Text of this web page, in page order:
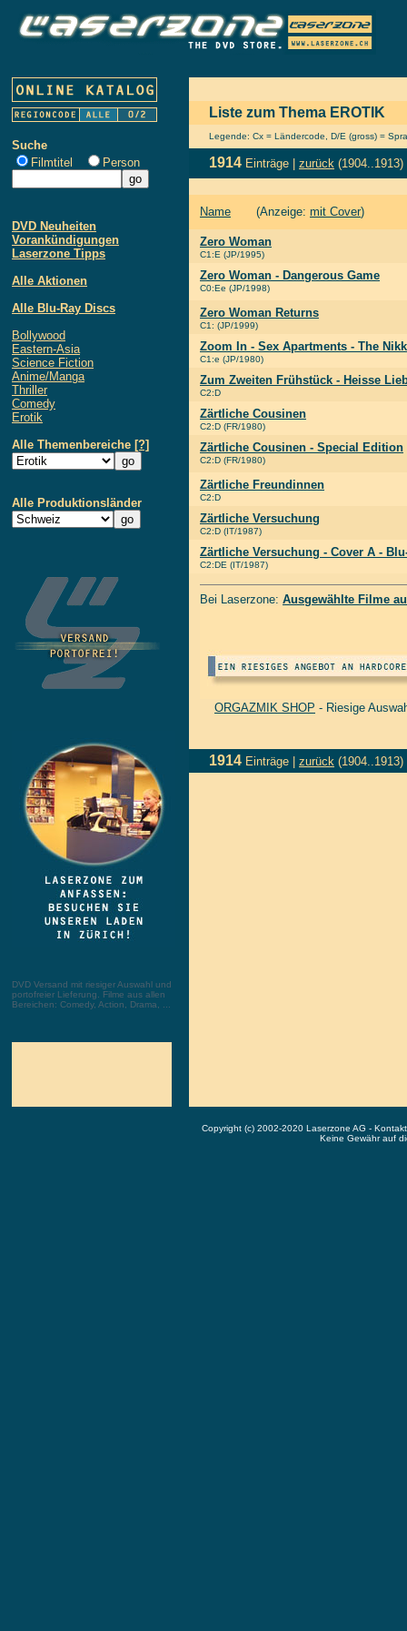
Suche
Filmtitel
Person
DVD Neuheiten
Vorankündigungen
Laserzone Tipps
Alle Aktionen
Alle Blu-Ray Discs
Bollywood
Eastern-Asia
Science Fiction
Anime/Manga
Thriller
Comedy
Erotik
Alle Themenbereiche [?]
Alle Produktionsländer
DVD Versand mit riesiger Auswahl und
portofreier Lieferung. Filme aus allen
Bereichen: Comedy, Action, Drama, ...
Liste zum Thema EROTIK
Legende: Cx = Ländercode, D/E (gross) =
1914 Einträge | zurück (1904..1913)
Name (Anzeige: mit Cover)
Zero Woman
C1:E (JP/1995)
Zero Woman - Dangerous Game
C0:Ee (JP/1998)
Zero Woman Returns
C1: (JP/1999)
Zoom In - Sex Apartments - The
C1:e (JP/1980)
Zum Zweiten Frühstück - Heisse
C2:D
Zärtliche Cousinen
C2:D (FR/1980)
Zärtliche Cousinen - Special Edition
C2:D (FR/1980)
Zärtliche Freundinnen
C2:D
Zärtliche Versuchung
C2:D (IT/1987)
Zärtliche Versuchung - Cover A -
C2:DE (IT/1987)
Bei Laserzone: Ausgewählte Filme
ORGAZMIK SHOP - Riesige
1914 Einträge | zurück (1904..1913)
Copyright (c) 2002-2020 Laserzone AG -
Keine Gewähr auf